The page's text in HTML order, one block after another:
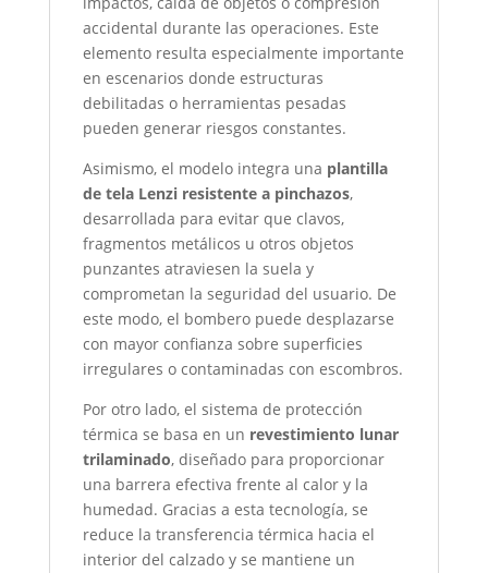
accidental durante las operaciones. Este
elemento resulta especialmente importante
en escenarios donde estructuras
debilitadas o herramientas pesadas
pueden generar riesgos constantes.
Asimismo, el modelo integra una plantilla
de tela Lenzi resistente a pinchazos,
desarrollada para evitar que clavos,
fragmentos metálicos u otros objetos
punzantes atraviesen la suela y
comprometan la seguridad del usuario. De
este modo, el bombero puede desplazarse
con mayor confianza sobre superficies
irregulares o contaminadas con escombros.
Por otro lado, el sistema de protección
térmica se basa en un revestimiento lunar
trilaminado, diseñado para proporcionar
una barrera efectiva frente al calor y la
humedad. Gracias a esta tecnología, se
reduce la transferencia térmica hacia el
interior del calzado y se mantiene un